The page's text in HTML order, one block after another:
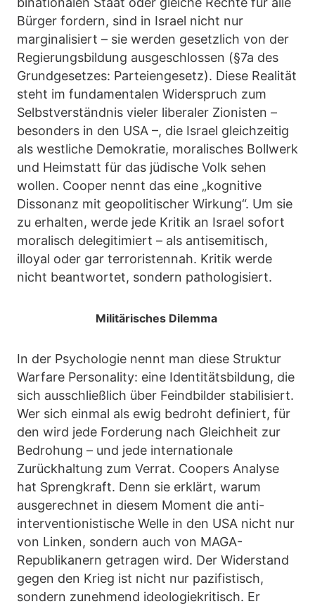
Bürger fordern, sind in Israel nicht nur
marginalisiert – sie werden gesetzlich von der
Regierungsbildung ausgeschlossen (§7a des
Grundgesetzes: Parteiengesetz). Diese Realität
steht im fundamentalen Widerspruch zum
Selbstverständnis vieler liberaler Zionisten –
besonders in den USA –, die Israel gleichzeitig
als westliche Demokratie, moralisches Bollwerk
und Heimstatt für das jüdische Volk sehen
wollen. Cooper nennt das eine „kognitive
Dissonanz mit geopolitischer Wirkung“. Um sie
zu erhalten, werde jede Kritik an Israel sofort
moralisch delegitimiert – als antisemitisch,
illoyal oder gar terroristennah. Kritik werde
nicht beantwortet, sondern pathologisiert.
Militärisches Dilemma
In der Psychologie nennt man diese Struktur
Warfare Personality: eine Identitätsbildung, die
sich ausschließlich über Feindbilder stabilisiert.
Wer sich einmal als ewig bedroht definiert, für
den wird jede Forderung nach Gleichheit zur
Bedrohung – und jede internationale
Zurückhaltung zum Verrat. Coopers Analyse
hat Sprengkraft. Denn sie erklärt, warum
ausgerechnet in diesem Moment die anti-
interventionistische Welle in den USA nicht nur
von Linken, sondern auch von MAGA-
Republikanern getragen wird. Der Widerstand
gegen den Krieg ist nicht nur pazifistisch,
sondern zunehmend ideologiekritisch. Er